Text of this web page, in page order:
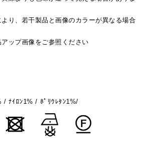
り、若干製品と画像のカラーが異なる場合
アップ画像をご参照ください
/ ﾅｲﾛﾝ1% / ﾎﾟﾘｳﾚﾀﾝ1%/